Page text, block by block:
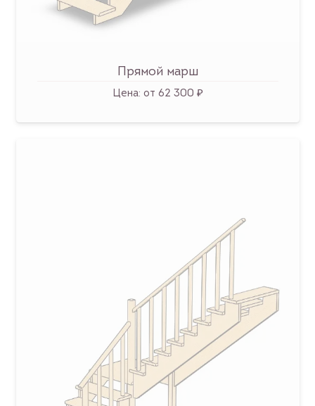
Прямой марш
Цена: от 62 300 ₽